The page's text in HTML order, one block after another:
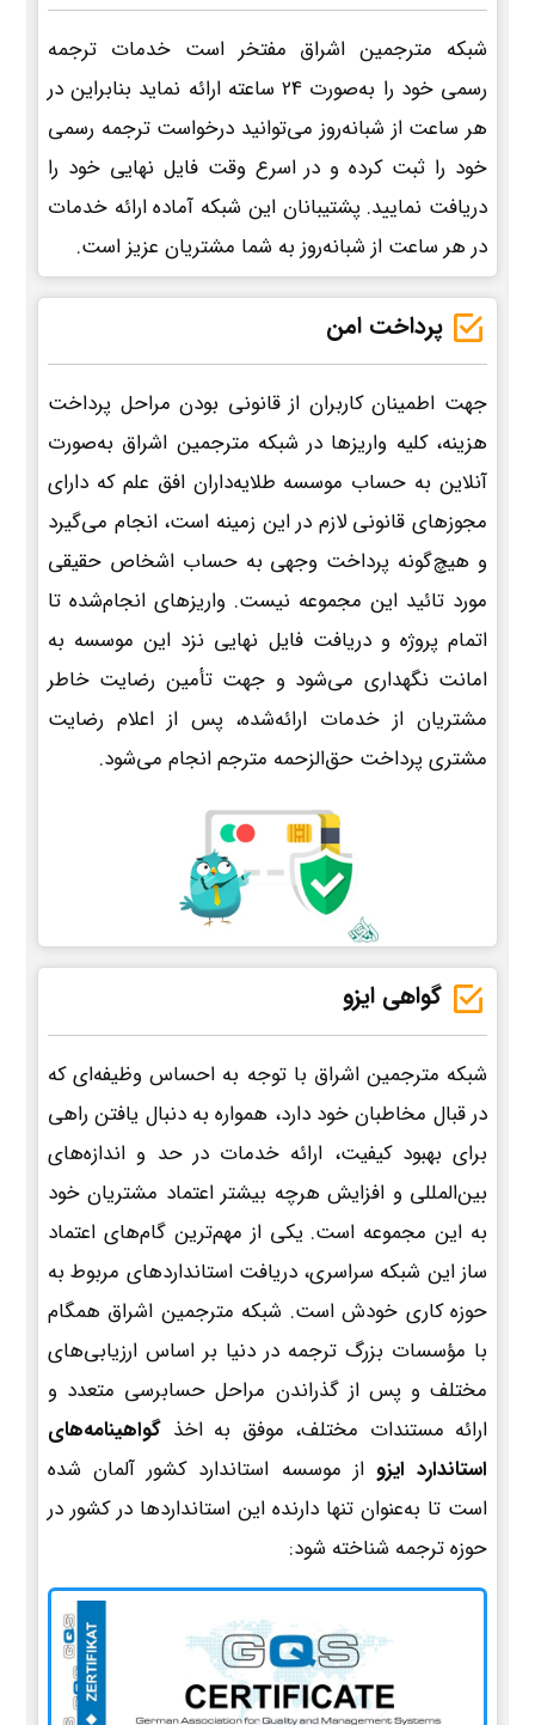
شبکه مترجمین اشراق مفتخر است خدمات ترجمه
رسمی خود را به‌صورت 24 ساعته ارائه نماید بنابراین در
هر ساعت از شبانه‌روز می‌توانید درخواست ترجمه رسمی
خود را ثبت کرده و در اسرع وقت فایل نهایی خود را
دریافت نمایید. پشتیبانان این شبکه آماده ارائه خدمات
در هر ساعت از شبانه‌روز به شما مشتریان عزیز است.
پرداخت امن
جهت اطمینان کاربران از قانونی بودن مراحل پرداخت
هزینه، کلیه واریزها در شبکه مترجمین اشراق به‌صورت
آنلاین به حساب موسسه طلایه‌داران افق علم که دارای
مجوزهای قانونی لازم در این زمینه است، انجام می‌گیرد
و هیچ‌گونه پرداخت وجهی به حساب اشخاص حقیقی
مورد تائید این مجموعه نیست. واریزهای انجام‌شده تا
اتمام پروژه و دریافت فایل نهایی نزد این موسسه به
امانت نگهداری می‌شود و جهت تأمین رضایت خاطر
مشتریان از خدمات ارائه‌شده، پس از اعلام رضایت
مشتری پرداخت حق‌الزحمه مترجم انجام می‌شود.
گواهی ایزو
شبکه مترجمین اشراق با توجه به احساس وظیفه‌ای که
در قبال مخاطبان خود دارد، همواره به دنبال یافتن راهی
برای بهبود کیفیت، ارائه خدمات در حد و اندازه‌های
بین‌المللی و افزایش هرچه بیشتر اعتماد مشتریان خود
به این مجموعه است. یکی از مهم‌ترین گام‌های اعتماد
ساز این شبکه سراسری، دریافت استانداردهای مربوط به
حوزه کاری خودش است. شبکه مترجمین اشراق همگام
با مؤسسات بزرگ ترجمه در دنیا بر اساس ارزیابی‌های
مختلف و پس از گذراندن مراحل حسابرسی متعدد و
ارائه مستندات مختلف، موفق به اخذ گواهینامه‌های
استاندارد ایزو از موسسه استاندارد کشور آلمان شده
است تا به‌عنوان تنها دارنده این استانداردها در کشور در
حوزه ترجمه شناخته شود: